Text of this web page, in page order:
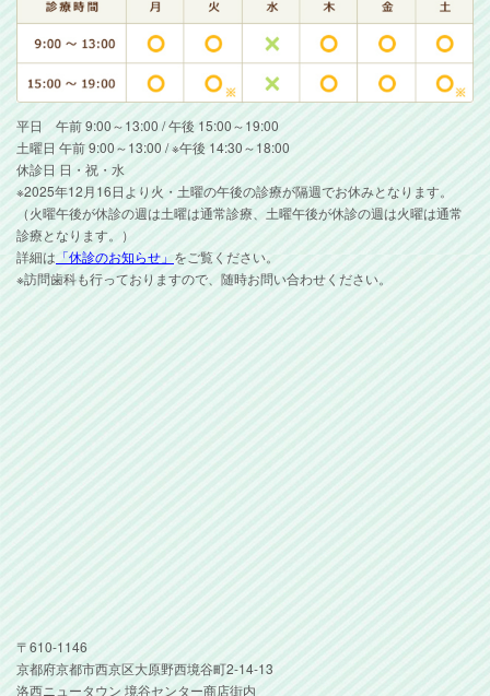
平日 午前 9:00～13:00 / 午後 15:00～19:00
土曜日 午前 9:00～13:00 / ※午後 14:30～18:00
休診日 日・祝・水
※2025年12月16日より火・土曜の午後の診療が隔週でお休みとなります。
（火曜午後が休診の週は土曜は通常診療、土曜午後が休診の週は火曜は通常
診療となります。）
詳細は 「休診のお知らせ」 をご覧ください。
※訪問歯科も行っておりますので、随時お問い合わせください。
〒610-1146
京都府京都市西京区大原野西境谷町2-14-13
洛西ニュータウン 境谷センター商店街内